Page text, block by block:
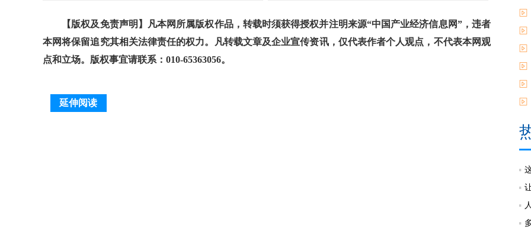
【版权及免责声明】凡本网所属版权作品，转载时须获得授权并注明来源“中国产业经济信息网”，违者
本网将保留追究其相关法律责任的权力。凡转载文章及企业宣传资讯，仅代表作者个人观点，不代表本网观
点和立场。版权事宜请联系：010-65363056。
延伸阅读